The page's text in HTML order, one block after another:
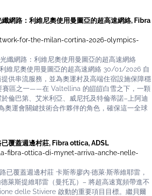
網路：利維尼奧使用曼圖亞的超高速網絡, Fibra
for-the-milan-cortina-2026-olympics-
纖網路：利維尼奧使用曼圖亞的超高速網絡
維尼奧使用曼圖亞的超高速網絡 30/01/2026 自
供串流服務，並為奧運村及高端住宿設施保障穩
賽區之一——在 Valtellina 的皚皚白雪之下，一顆
倫巴第、艾米利亞、威尼托及特倫蒂諾–上阿迪
運會關鍵技術合作夥伴的角色，確保這一全球
已覆蓋週邊村莊, Fibra ottica, ADSL
fibra-ottica-di-mynet-arriva-anche-nelle-
覆蓋週邊村莊 卡斯蒂廖內·德萊·斯蒂維耶雷，
萊斯提維耶雷（曼托瓦）– 將超高速寬頻帶進不
delle Stiviere 啟動的重要項目目標。繼貝爾